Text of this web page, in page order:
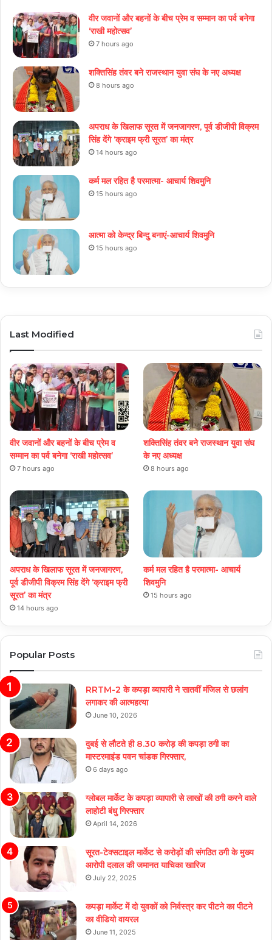
वीर जवानों और बहनों के बीच प्रेम व सम्मान का पर्व बनेगा
‘राखी महोत्सव’
7 hours ago
शक्तिसिंह तंवर बने राजस्थान युवा संघ के नए अध्यक्ष
8 hours ago
अपराध के खिलाफ सूरत में जनजागरण, पूर्व डीजीपी विक्रम
सिंह देंगे ‘क्राइम फ्री सूरत’ का मंत्र
14 hours ago
कर्म मल रहित है परमात्मा- आचार्य शिवमुनि
15 hours ago
आत्मा को केन्द्र बिन्दु बनाएं-आचार्य शिवमुनि
15 hours ago
Last Modified
वीर जवानों और बहनों के बीच प्रेम व
सम्मान का पर्व बनेगा ‘राखी महोत्सव’
7 hours ago
शक्तिसिंह तंवर बने राजस्थान युवा संघ
के नए अध्यक्ष
8 hours ago
अपराध के खिलाफ सूरत में जनजागरण,
पूर्व डीजीपी विक्रम सिंह देंगे ‘क्राइम फ्री
सूरत’ का मंत्र
14 hours ago
कर्म मल रहित है परमात्मा- आचार्य
शिवमुनि
15 hours ago
Popular Posts
RRTM-2 के कपड़ा व्यापारी ने सातवीं मंजिल से छलांग
लगाकर की आत्महत्या
June 10, 2026
दुबई से लौटते ही 8.30 करोड़ की कपड़ा ठगी का
मास्टरमाइंड पवन चांडक गिरफ्तार,
6 days ago
ग्लोबल मार्केट के कपड़ा व्यापारी से लाखों की ठगी करने वाले
लाहोटी बंधु गिरफ्तार
April 14, 2026
सूरत-टेक्सटाइल मार्केट से करोड़ों की संगठित ठगी के मुख्य
आरोपी दलाल की जमानत याचिका खारिज
July 22, 2025
कपड़ा मार्केट में दो युवकों को निर्वस्त्र कर पीटने का पीटने
का वीडियो वायरल
June 11, 2025